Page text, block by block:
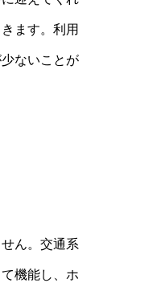
ます。利用
ないことが
ん。交通系
機能し、ホ